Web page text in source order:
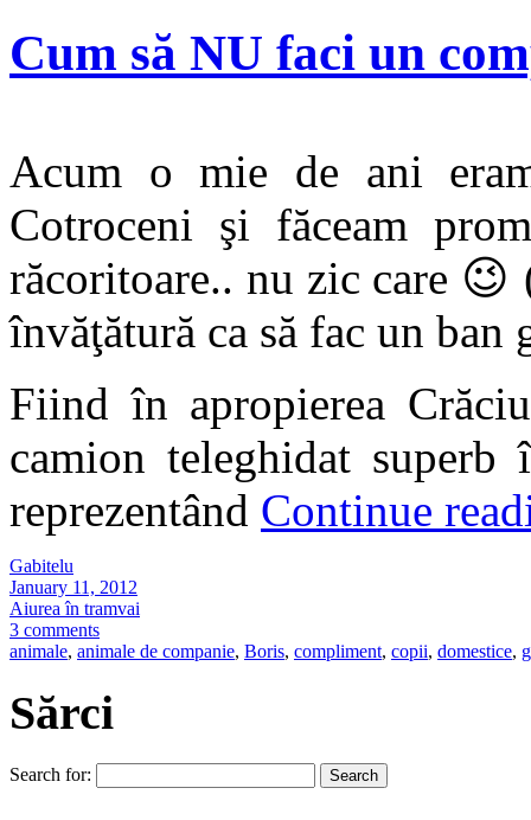
Cum să NU faci un
Acum o mie de ani
Cotroceni şi făceam
răcoritoare.. nu zic care 😉
învăţătură ca să fac un ban
Fiind în apropierea
camion teleghidat superb
reprezentând Continue
Gabitelu
January 11, 2012
Aiurea în tramvai
3 comments
animale, animale de companie, Boris, compliment, copii, domestice,
Sărci
Search for: